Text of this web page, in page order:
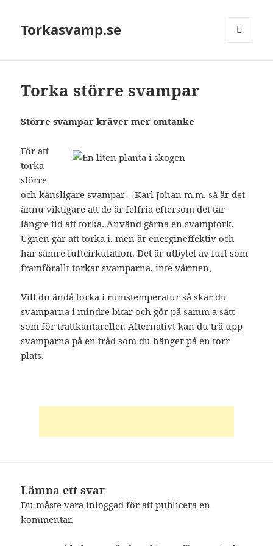
Torkasvamp.se
Torka större svampar
Större svampar kräver mer omtanke
För att
torka
större
och känsligare svampar – Karl Johan m.m. så är det
ännu viktigare att de är felfria eftersom det tar
längre tid att torka. Använd gärna en svamptork.
Ugnen går att torka i, men är energineffektiv och
har sämre luftcirkulation. Det är utbytet av luft som
framförallt torkar svamparna, inte värmen,
Vill du ändå torka i rumstemperatur så skär du
svamparna i mindre bitar och gör på samm a sätt
som för trattkantareller. Alternativt kan du trä upp
svamparna på en tråd som du hänger på en torr
plats.
Lämna ett svar
Du måste varainloggad för att publicera en
kommentar.